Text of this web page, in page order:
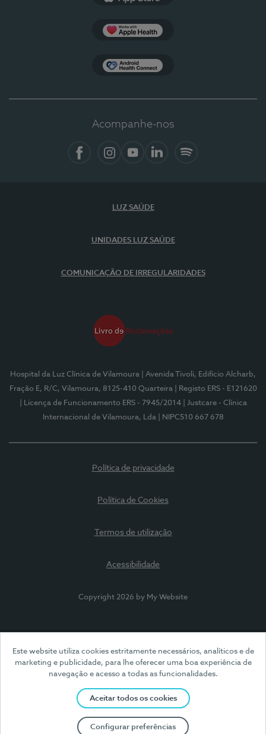
Este website utiliza cookies estritamente necessários, analíticos e de
marketing e publicidade, para lhe oferecer uma boa experiência de
navegação e acesso a todas as funcionalidades.
Aceitar todos os cookies
Configurar preferências
Acompanhe-nos
LUZ SAÚDE
UNIDADES LUZ SAÚDE
COMUNICAÇÃO DE IRREGULARIDADES
Hospital da Luz Clínica de Vilamoura
| Avenida Tivoli, Edifício Alcharb,
Fração E, R/C, Vilamoura, 8125-410 Quarteira
| Registo ERS - E121620
| Licença de Funcionamento ERS - 7945/2014
| Justcare - Clínica
Internacional de Vilamoura, Lda
| NIPC510 667 678
Política de privacidade
Política de Cookies
Termos de utilização
Acessibilidade
Copyright 2026 by My Website